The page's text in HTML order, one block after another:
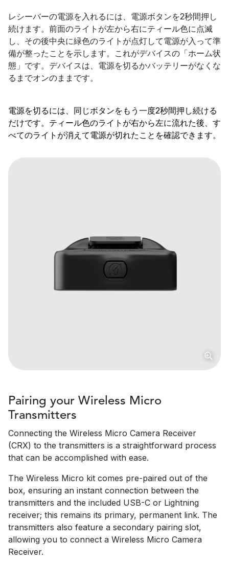
レシーバーの電源を入れるには、電源ボタンを2秒間押し
続けます。前面のライトが左から右にティール色に点滅
し、その後中央に緑色のライトが点灯して電源が入って準
備が整ったことを示します。これがデバイスの「ホーム状
態」です。デバイスは、電源を切るかバッテリーがなくな
るまでオンのままです。
電源を切るには、同じボタンをもう一度2秒間押し続ける
だけです。ティール色のライトが右から左に流れた後、す
べてのライトが消えて電源が切れたことを確認できます。
Pairing your Wireless Micro
Transmitters
Connecting the Wireless Micro Camera Receiver
(CRX) to the transmitters is a straightforward process
that can be accomplished with ease.
The Wireless Micro kit comes pre-paired out of the
box, ensuring an instant connection between the
transmitters and the included USB-C or Lightning
receiver; this remains its primary, permanent link. The
transmitters also feature a secondary pairing slot,
allowing you to connect a Wireless Micro Camera
Receiver.